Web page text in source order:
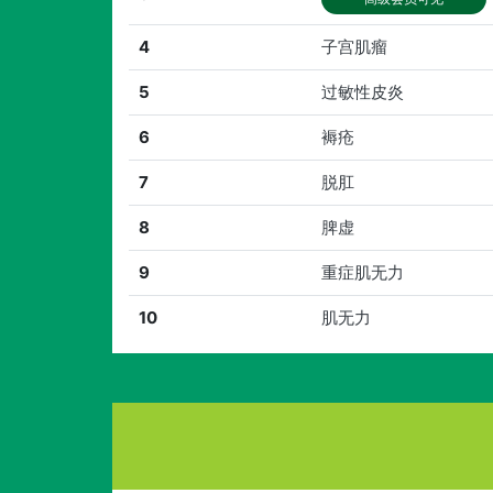
4 子宫肌瘤
5 过敏性皮炎
6 褥疮
7 脱肛
8 脾虚
9 重症肌无力
10 肌无力